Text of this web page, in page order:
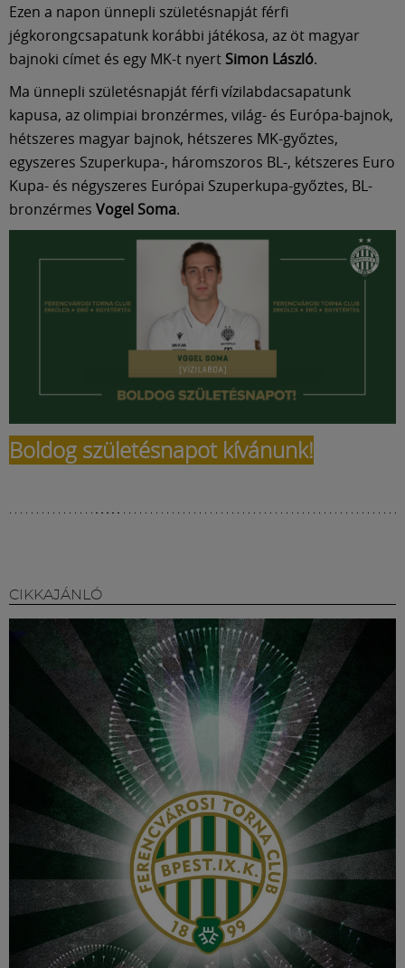
Ezen a napon ünnepli születésnapját férfi
jégkorongcsapatunk korábbi játékosa, az öt magyar
bajnoki címet és egy MK-t nyert Simon László.
Ma ünnepli születésnapját férfi vízilabdacsapatunk
kapusa, az olimpiai bronzérmes, világ- és Európa-bajnok,
hétszeres magyar bajnok, hétszeres MK-győztes,
egyszeres Szuperkupa-, háromszoros BL-, kétszeres Euro
Kupa- és négyszeres Európai Szuperkupa-győztes, BL-
bronzérmes Vogel Soma.
Boldog születésnapot kívánunk!
CIKKAJÁNLÓ